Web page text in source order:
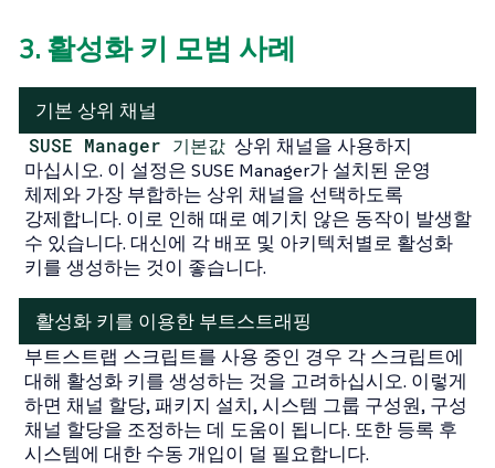
3. 활성화 키 모범 사례
기본 상위 채널
SUSE Manager 기본값 상위 채널을 사용하지
마십시오. 이 설정은 SUSE Manager가 설치된 운영
체제와 가장 부합하는 상위 채널을 선택하도록
강제합니다. 이로 인해 때로 예기치 않은 동작이 발생할
수 있습니다. 대신에 각 배포 및 아키텍처별로 활성화
키를 생성하는 것이 좋습니다.
활성화 키를 이용한 부트스트래핑
부트스트랩 스크립트를 사용 중인 경우 각 스크립트에
대해 활성화 키를 생성하는 것을 고려하십시오. 이렇게
하면 채널 할당, 패키지 설치, 시스템 그룹 구성원, 구성
채널 할당을 조정하는 데 도움이 됩니다. 또한 등록 후
시스템에 대한 수동 개입이 덜 필요합니다.